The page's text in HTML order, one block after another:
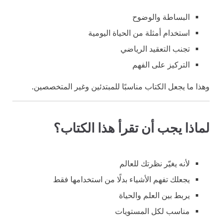
البساطة والوضوح
استخدام أمثلة من الحياة اليومية
تجنب التعقيد الرياضي
التركيز على الفهم
وهذا ما يجعل الكتاب مناسبًا للمبتدئين وغير المتخصصين.
لماذا يجب أن تقرأ هذا الكتاب؟
لأنه يغيّر نظرتك للعالم
يجعلك تفهم الأشياء بدلًا من استخدامها فقط
يربط بين العلم والحياة
مناسب لكل المستويات